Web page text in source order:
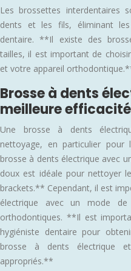
Les brossettes interdentaires
dents et les fils, éliminant
dentaire. **Il existe des
tailles, il est important de
et votre appareil
Brosse à dents
meilleure efficacité
Une brosse à dents
nettoyage, en particulier pour
brosse à dents électrique avec
doux est idéale pour nettoyer
brackets.** Cependant, il est
électrique avec un mode de
orthodontiques. **Il est
hygiéniste dentaire pour
brosse à dents électrique
appropriés.**